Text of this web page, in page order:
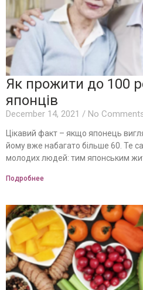
Як прожити до 100
японців
December 14, 2021 No
Цікавий факт – якщо японець
йому вже набагато більше 60. Те
молодих людей: тим японським
Подробнее